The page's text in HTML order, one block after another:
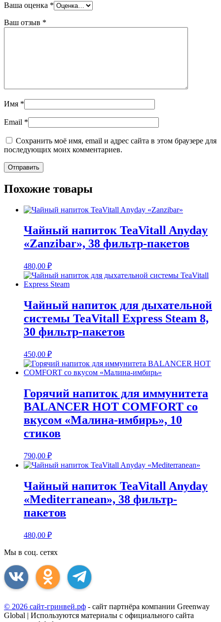
Ваша оценка *
Ваш отзыв *
Имя *
Email *
Сохранить моё имя, email и адрес сайта в этом браузере для
последующих моих комментариев.
Похожие товары
Чайный напиток TeaVitall Anyday
«Zanzibar», 38 фильтр-пакетов
480,00 ₽
Чайный напиток для дыхательной
системы TeaVitall Express Steam 8,
30 фильтр-пакетов
450,00 ₽
Горячий напиток для иммунитета
BALANCER HOT COMFORT со
вкусом «Малина-имбирь», 10
стиков
790,00 ₽
Чайный напиток TeaVitall Anyday
«Mediterranean», 38 фильтр-
пакетов
480,00 ₽
Мы в соц. сетях
© 2026 сайт-гринвей.рф - сайт партнёра компании Greenway
Global | Используются материалы с официального сайта